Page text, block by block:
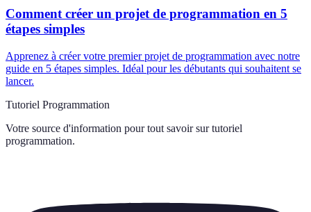
Comment créer un projet de programmation en 5
étapes simples
Apprenez à créer votre premier projet de programmation avec notre
guide en 5 étapes simples. Idéal pour les débutants qui souhaitent se
lancer.
Tutoriel Programmation
Votre source d'information pour tout savoir sur tutoriel
programmation.